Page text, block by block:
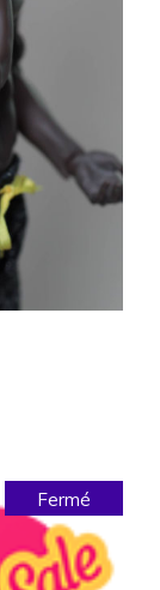
Fermé